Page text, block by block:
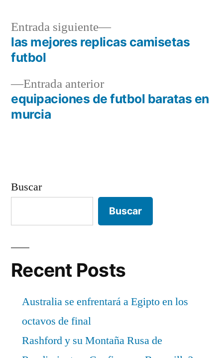
Navegación
entradas
Entrada anteriorEntrada
anterior:
equipaciones de futbol baratas en
murcia
Entrada siguiente
Entrada
siguiente:
las mejores replicas camisetas
futbol
Buscar
Buscar
Recent Posts
Australia se enfrentará a Egipto en los
octavos de final
Rashford y su Montaña Rusa de